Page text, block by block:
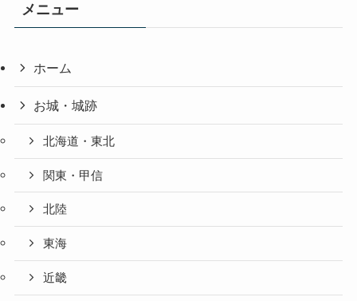
メニュー
ホーム
お城・城跡
北海道・東北
関東・甲信
北陸
東海
近畿